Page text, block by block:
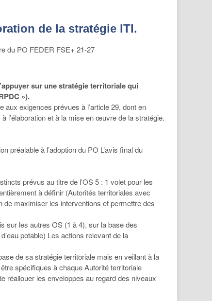
de la stratégie ITI.
du PO FEDER FSE+ 21-27
sur une stratégie territoriale qui
»).
aux exigences prévues à l’article 29, dont en
l’élaboration et à la mise en œuvre de la stratégie.
préalable à l’adoption du PO L’avis final du
prévus au titre de l’OS 5 : 1 volet pour les
à définir (Autorités territoriales avec
maximiser les interventions et permettre des
sur les autres OS (1 à 4), sur la base des
potable) Les actions relevant de la
de sa stratégie territoriale mais en veillant à la
spécifiques à chaque Autorité territoriale
réallouer les enveloppes au regard des niveaux